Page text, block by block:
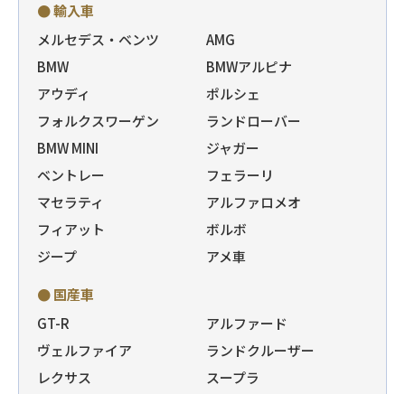
● 輸入車
メルセデス・ベンツ
AMG
BMW
BMWアルピナ
アウディ
ポルシェ
フォルクスワーゲン
ランドローバー
BMW MINI
ジャガー
ベントレー
フェラーリ
マセラティ
アルファロメオ
フィアット
ボルボ
ジープ
アメ車
● 国産車
GT-R
アルファード
ヴェルファイア
ランドクルーザー
レクサス
スープラ